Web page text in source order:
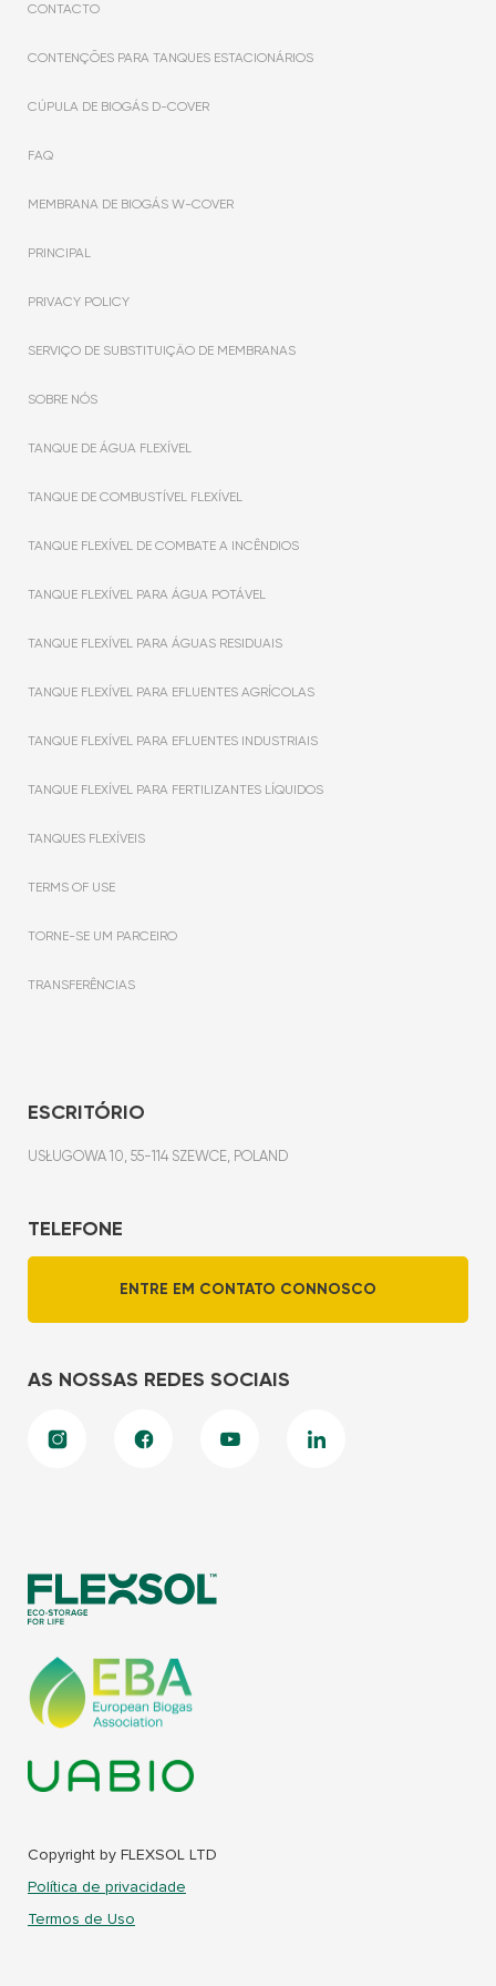
Copyright by FLEXSOL LTD
Política de privacidade
Termos de Uso
CONTACTO
CONTENÇÕES PARA TANQUES ESTACIONÁRIOS
CÚPULA DE BIOGÁS D-COVER
FAQ
MEMBRANA DE BIOGÁS W-COVER
PRINCIPAL
PRIVACY POLICY
SERVIÇO DE SUBSTITUIÇÃO DE MEMBRANAS
SOBRE NÓS
TANQUE DE ÁGUA FLEXÍVEL
TANQUE DE COMBUSTÍVEL FLEXÍVEL
TANQUE FLEXÍVEL DE COMBATE A INCÊNDIOS
TANQUE FLEXÍVEL PARA ÁGUA POTÁVEL
TANQUE FLEXÍVEL PARA ÁGUAS RESIDUAIS
TANQUE FLEXÍVEL PARA EFLUENTES AGRÍCOLAS
TANQUE FLEXÍVEL PARA EFLUENTES INDUSTRIAIS
TANQUE FLEXÍVEL PARA FERTILIZANTES LÍQUIDOS
TANQUES FLEXÍVEIS
TERMS OF USE
TORNE-SE UM PARCEIRO
TRANSFERÊNCIAS
ESCRITÓRIO
USŁUGOWA 10, 55-114 SZEWCE, POLAND
TELEFONE
ENTRE EM CONTATO CONNOSCO
AS NOSSAS REDES SOCIAIS